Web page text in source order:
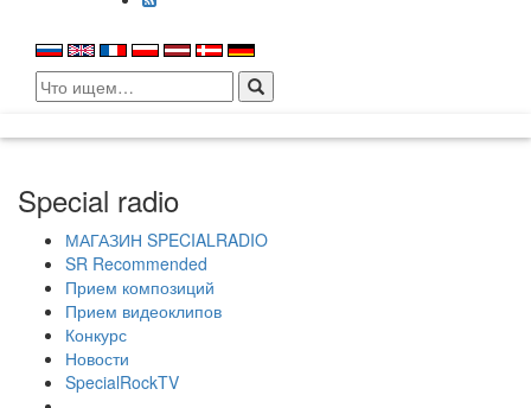
Search
for:
Special radio
МАГАЗИН SPECIALRADIO
SR Recommended
Прием композиций
Прием видеоклипов
Конкурс
Новости
SpecialRockTV